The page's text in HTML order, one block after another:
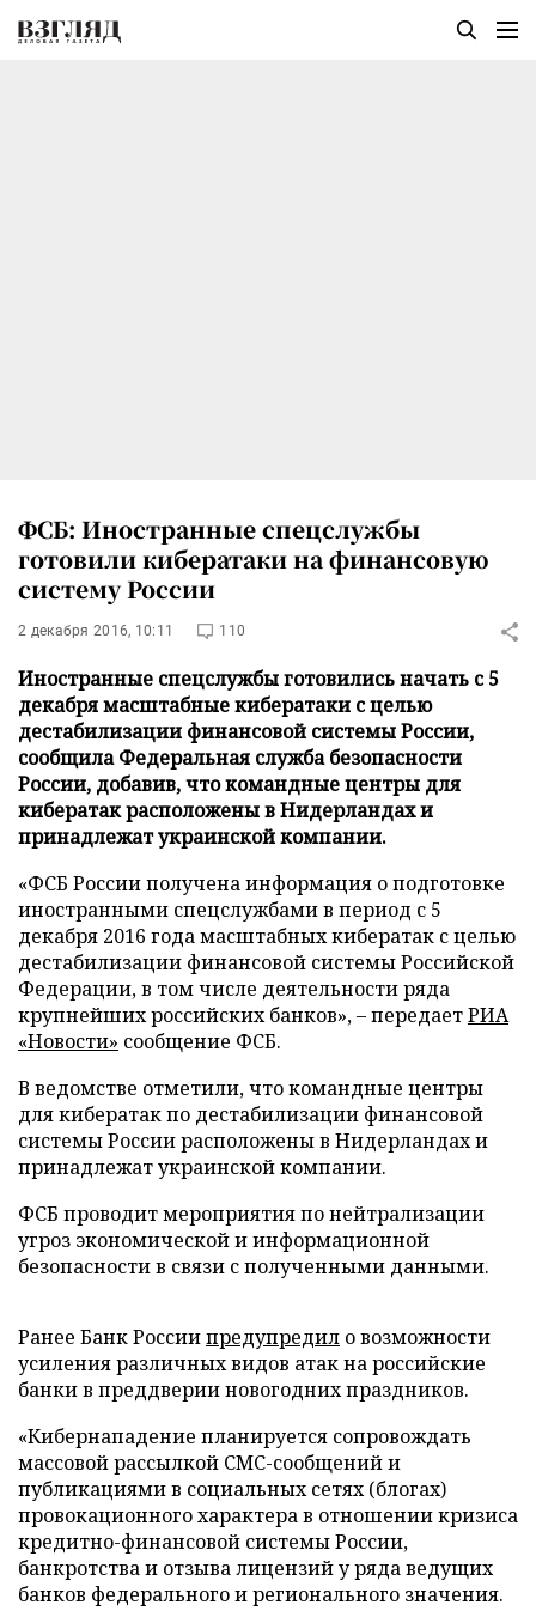
ФСБ: Иностранные спецслужбы
готовили кибератаки на финансовую
систему России
2 декабря 2016, 10:11 110
Иностранные спецслужбы готовились начать с 5
декабря масштабные кибератаки с целью
дестабилизации финансовой системы России,
сообщила Федеральная служба безопасности
России, добавив, что командные центры для
кибератак расположены в Нидерландах и
принадлежат украинской компании.
«ФСБ России получена информация о подготовке
иностранными спецслужбами в период с 5
декабря 2016 года масштабных кибератак с целью
дестабилизации финансовой системы Российской
Федерации, в том числе деятельности ряда
крупнейших российских банков», – передаетРИА
«Новости» сообщение ФСБ.
В ведомстве отметили, что командные центры
для кибератак по дестабилизации финансовой
системы России расположены в Нидерландах и
принадлежат украинской компании.
ФСБ проводит мероприятия по нейтрализации
угроз экономической и информационной
безопасности в связи с полученными данными.
Ранее Банк Россиипредупредил о возможности
усиления различных видов атак на российские
банки в преддверии новогодних праздников.
«Кибернападение планируется сопровождать
массовой рассылкой СМС-сообщений и
публикациями в социальных сетях (блогах)
провокационного характера в отношении кризиса
кредитно-финансовой системы России,
банкротства и отзыва лицензий у ряда ведущих
банков федерального и регионального значения.